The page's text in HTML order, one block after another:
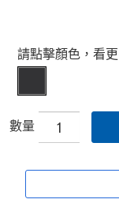
Select product
請點擊顏色，看
數量